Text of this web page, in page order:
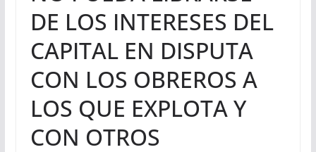
DE LOS INTERESES DEL
CAPITAL EN DISPUTA
CON LOS OBREROS A
LOS QUE EXPLOTA Y
CON OTROS